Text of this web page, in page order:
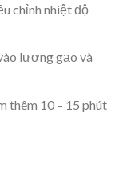
chỉnh nhiệt độ
lượng gạo và
thêm 10 – 15 phút